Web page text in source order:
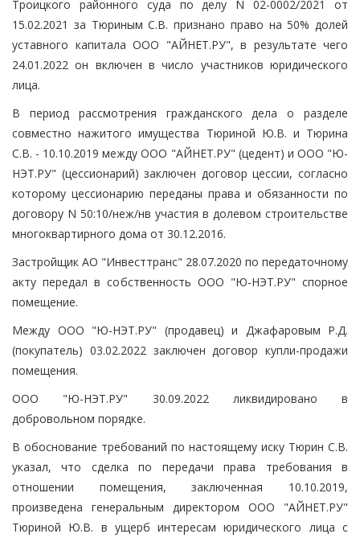
Троицкого районного суда по делу N 02-0002/2021 от
15.02.2021 за Тюриным С.В. признано право на 50% долей
уставного капитала ООО "АЙНЕТ.РУ", в результате чего
24.01.2022 он включен в число участников юридического
лица.
В период рассмотрения гражданского дела о разделе
совместно нажитого имущества Тюриной Ю.В. и Тюрина
С.В. - 10.10.2019 между ООО "АЙНЕТ.РУ" (цедент) и ООО "Ю-
НЭТ.РУ" (цессионарий) заключен договор цессии, согласно
которому цессионарию переданы права и обязанности по
договору N 50:10/неж/нв участия в долевом строительстве
многоквартирного дома от 30.12.2016.
Застройщик АО "Инвесттранс" 28.07.2020 по передаточному
акту передал в собственность ООО "Ю-НЭТ.РУ" спорное
помещение.
Между ООО "Ю-НЭТ.РУ" (продавец) и Джафаровым Р.Д.
(покупатель) 03.02.2022 заключен договор купли-продажи
помещения.
ООО "Ю-НЭТ.РУ" 30.09.2022 ликвидировано в
добровольном порядке.
В обоснование требований по настоящему иску Тюрин С.В.
указал, что сделка по передачи права требования в
отношении помещения, заключенная 10.10.2019,
произведена генеральным директором ООО "АЙНЕТ.РУ"
Тюриной Ю.В. в ущерб интересам юридического лица с